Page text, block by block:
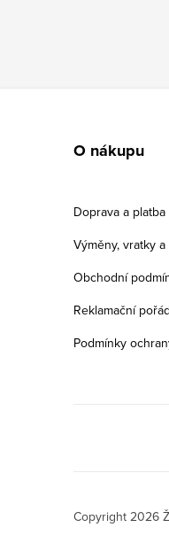
O nákupu
Doprava a platba
Výměny, vratky
Obchodní
Reklamační
Podmínky
Copyright 2026
nákup?